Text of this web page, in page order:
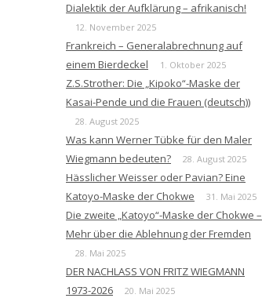
Dialektik der Aufklärung – afrikanisch!
12. November 2025
Frankreich – Generalabrechnung auf
einem Bierdeckel
1. Oktober 2025
Z.S.Strother: Die „Kipoko“-Maske der
Kasai-Pende und die Frauen (deutsch))
28. August 2025
Was kann Werner Tübke für den Maler
Wiegmann bedeuten?
28. August 2025
Hässlicher Weisser oder Pavian? Eine
Katoyo-Maske der Chokwe
31. Mai 2025
Die zweite „Katoyo“-Maske der Chokwe –
Mehr über die Ablehnung der Fremden
28. Mai 2025
DER NACHLASS VON FRITZ WIEGMANN
1973-2026
20. Mai 2025